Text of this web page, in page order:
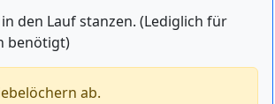
den Lauf stanzen. (Lediglich für
benötigt)
ab.